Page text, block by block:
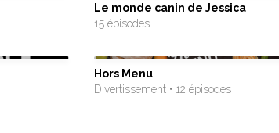
Le monde canin de Jessica
15 épisodes
Hors Menu
Divertissement • 12 épisodes